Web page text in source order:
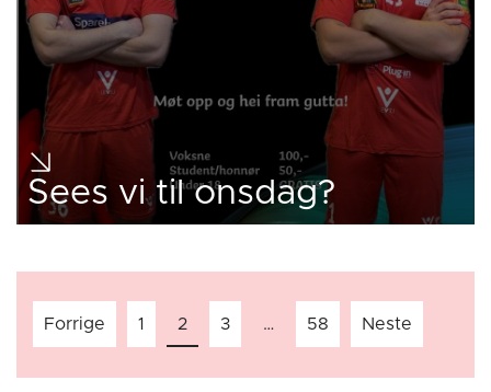
Sees vi til onsdag?
Innleggnavigasjon
Forrige 1 2 3 … 58 Neste